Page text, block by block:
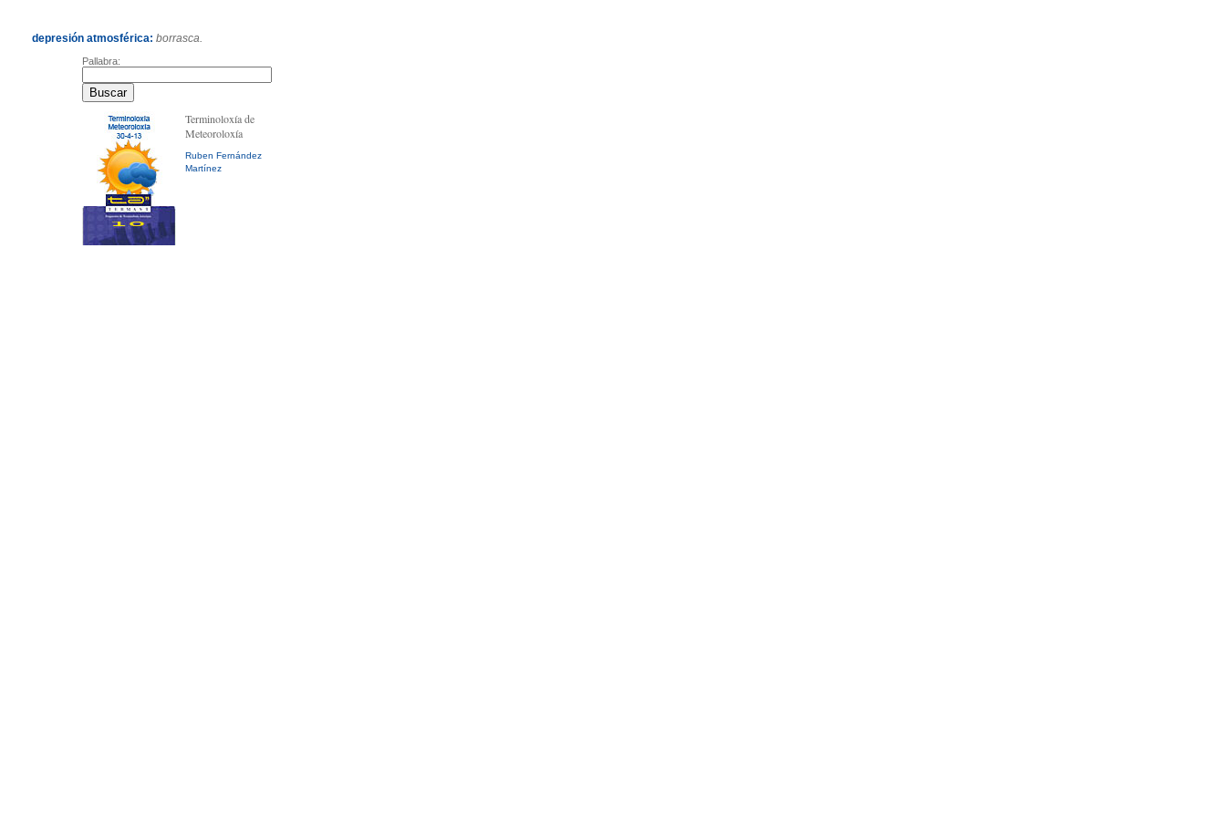
depresión atmosférica: borrasca.
Pallabra:
Terminoloxía de
Meteoroloxía
Ruben Fernández
Martínez